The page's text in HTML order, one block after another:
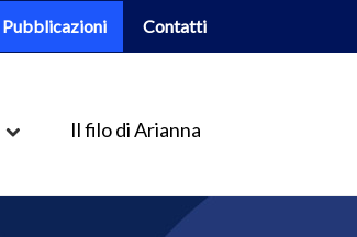
Pubblicazioni Contatti
Il filo di Arianna